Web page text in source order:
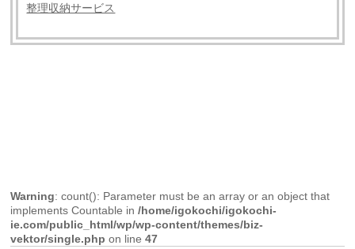
整理収納サービス
Warning: count(): Parameter must be an array or an object that
implements Countable in/home/igokochi/igokochi-
ie.com/public_html/wp/wp-content/themes/biz-
vektor/single.php on line47